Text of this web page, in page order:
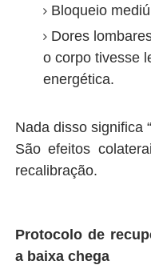
Bloqueio
Dores
o corpo tivesse
energética.
Nada disso significa
São efeitos
recalibração.
Protocolo de
a baixa chega